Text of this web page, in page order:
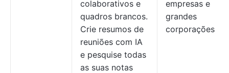
colaborativos e
quadros brancos.
Crie resumos de
reuniões com IA
e pesquise todas
as suas notas
empresas e
grandes
corporações